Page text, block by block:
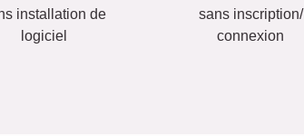
installation de
logiciel
sans inscription/
connexion